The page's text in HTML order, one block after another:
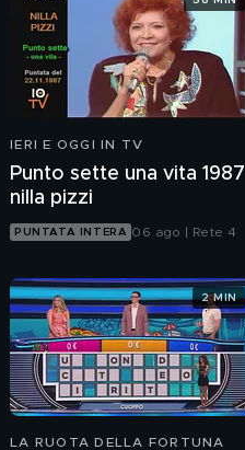
IERI E OGGI IN TV
Punto sette una vita 1987
nilla pizzi
PUNTATA INTERA 06 ago | Rete 4
LA RUOTA DELLA FORTUNA
2 MIN